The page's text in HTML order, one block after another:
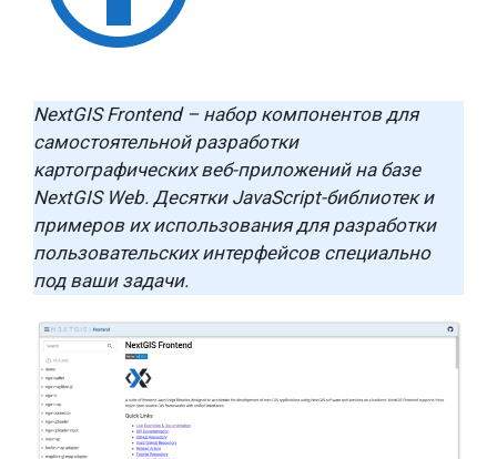
NextGIS Frontend – набор компонентов для
самостоятельной разработки
картографических веб-приложений на базе
NextGIS Web. Десятки JavaScript-библиотек и
примеров их использования для разработки
пользовательских интерфейсов специально
под ваши задачи.